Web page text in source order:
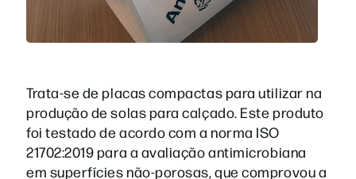
Trata-se de placas compactas para utilizar na
produção de solas para calçado. Este produto
foi testado de acordo com a norma ISO
21702:2019 para a avaliação antimicrobiana
em superfícies não-porosas, que comprovou a